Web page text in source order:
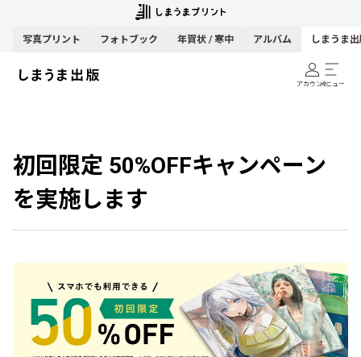
写真プリント フォトブック 年賀状 / 寒中 アルバム しまうま
アカウントメニュー
初回限定 50%OFFキャンペーン
を実施します